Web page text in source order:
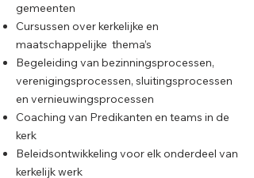
gemeenten
Cursussen over kerkelijke en
maatschappelijke thema’s
Begeleiding van bezinningsprocessen,
verenigingsprocessen, sluitingsprocessen
en vernieuwingsprocessen
Coaching van Predikanten en teams in de
kerk
Beleidsontwikkeling voor elk onderdeel van
kerkelijk werk